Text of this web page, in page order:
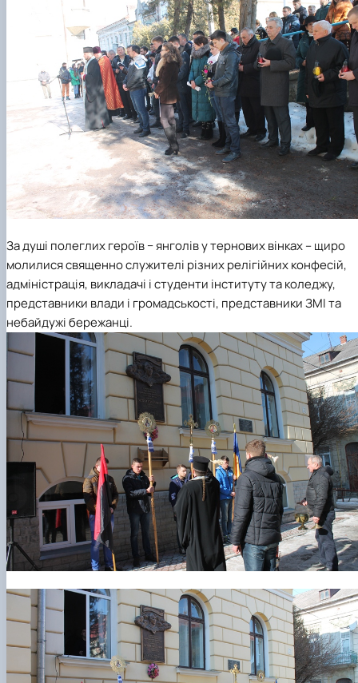
За душі полеглих героїв − янголів у тернових вінках – щиро
молилися священно служителі різних релігійних конфесій,
адміністрація, викладачі і студенти інституту та коледжу,
представники влади і громадськості, представники ЗМІ та
небайдужі бережанці.